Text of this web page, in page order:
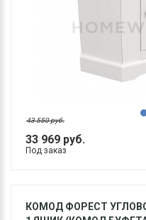
33 969 руб.
43 550 руб.
Под заказ
КОМОД ФОРЕСТ